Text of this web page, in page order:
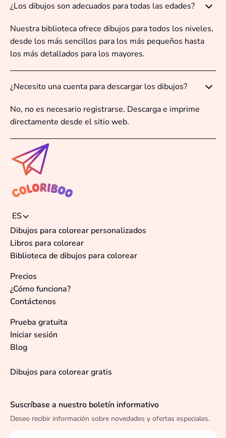
¿Los dibujos son adecuados para todas las edades?
Nuestra biblioteca ofrece dibujos para todos los niveles,
desde los más sencillos para los más pequeños hasta
los más detallados para los mayores.
¿Necesito una cuenta para descargar los dibujos?
No, no es necesario registrarse. Descarga e imprime
directamente desde el sitio web.
ES
Dibujos para colorear personalizados
Libros para colorear
Biblioteca de dibujos para colorear
Precios
¿Cómo funciona?
Contáctenos
Prueba gratuita
Iniciar sesión
Blog
Suscríbase a nuestro boletín informativo
Deseo recibir información sobre novedades y ofertas especiales.
Dibujos para colorear gratis